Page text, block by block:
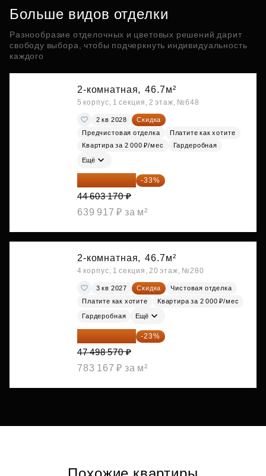
Больше видов отделки
Разнообразие отделочных и цветовых решений дарит
свободу выбора, чтобы подчеркнуть индивидуальность
каждого
2-комнатная, 46.7м²
5 корпус, 1 секция, 2 этаж, №648
2 кв 2028
Скидка
Предчистовая отделка
Платите как хотите
Квартира за 2 000 ₽/мес
Гардеробная
Ещё
29 884 124 ₽ -33%
44 603 170 ₽
639 917 ₽ за м²
2-комнатная, 46.7м²
4 корпус, 1 секция, 20 этаж, №280
3 кв 2027 Скидка
Чистовая отделка
Платите как хотите
Квартира за 2 000 ₽/мес
Гардеробная Ещё
36 573 899 ₽ -23%
47 498 570 ₽
783 167 ₽ за м²